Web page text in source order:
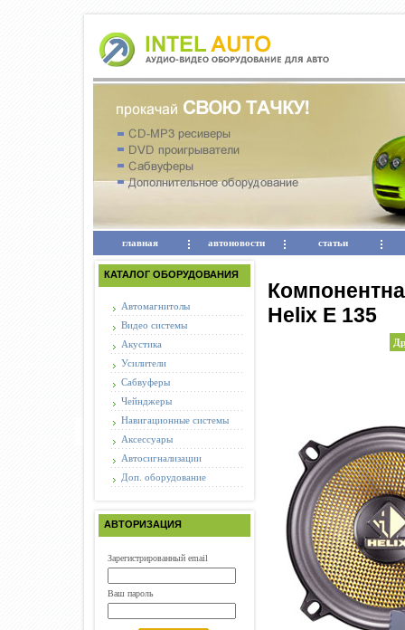
главная автоновости статьи
КАТАЛОГ ОБОРУДОВАНИЯ
Автомагнитолы
Видео системы
Акустика
Усилители
Сабвуферы
Чейнджеры
Навигационные системы
Аксессуары
Автосигнализации
Доп. оборудование
АВТОРИЗАЦИЯ
Зарегистрированный email
Ваш пароль
Helix E 135